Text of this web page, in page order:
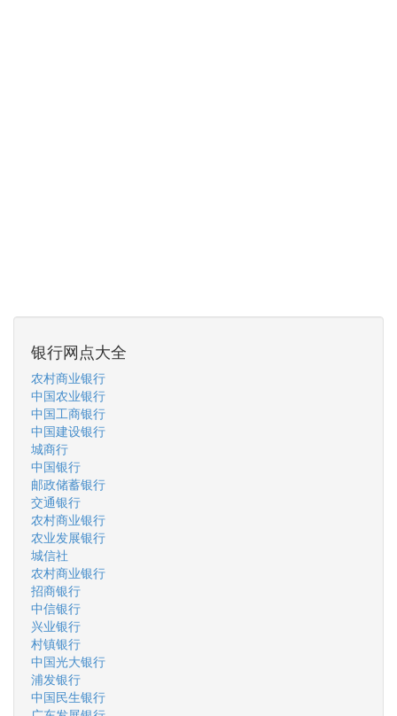
银行网点大全
农村商业银行
中国农业银行
中国工商银行
中国建设银行
城商行
中国银行
邮政储蓄银行
交通银行
农村商业银行
农业发展银行
城信社
农村商业银行
招商银行
中信银行
兴业银行
村镇银行
中国光大银行
浦发银行
中国民生银行